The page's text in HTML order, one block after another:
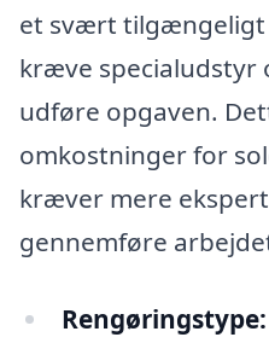
et svært tilgængeligt
kræve specialudstyr
udføre opgaven.
omkostninger for
kræver mere
gennemføre
Rengøringstype: